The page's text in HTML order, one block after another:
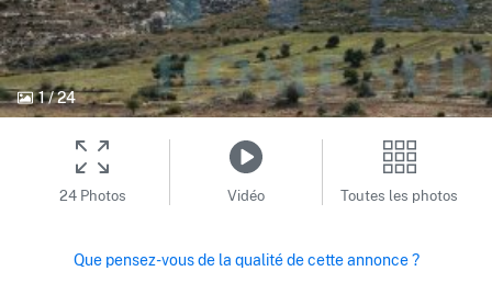
1/24
24 Photos Vidéo Toutes les photos
Que pensez-vous de la qualité de cette annonce ?